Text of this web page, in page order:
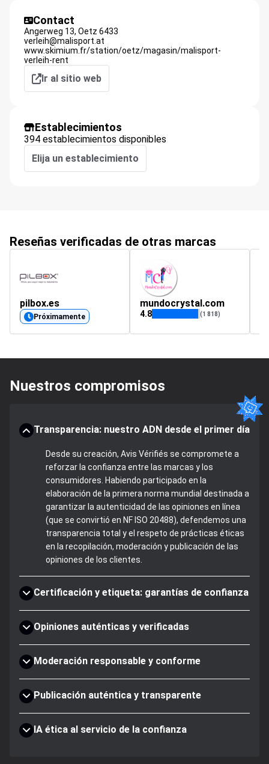
Contact
Angerweg 13, Oetz 6433
verleih@malisport.at
www.skimium.fr/station/oetz/magasin/malisport-
verleih-rent
Ir al sitio web
Establecimientos
394 establecimientos disponibles
Elija un establecimiento
Reseñas verificadas de otras marcas
pilbox.es
Próximamente
mundocrystal.com
4.8 (1 818)
Nuestros compromisos
Transparencia: nuestro ADN desde el primer día
Desde su creación, Avis Vérifiés se compromete a
reforzar la confianza entre las marcas y los
consumidores. Habiendo participado en la
elaboración de la primera norma mundial destinada a
garantizar la autenticidad de las opiniones en línea
(que se convirtió en NF ISO 20488), defendemos una
transparencia total y el respeto de prácticas éticas
en la recopilación, moderación y publicación de las
opiniones de los clientes.
Certificación y etiqueta: garantías de confianza
Opiniones auténticas y verificadas
Moderación responsable y conforme
Publicación auténtica y transparente
IA ética al servicio de la confianza